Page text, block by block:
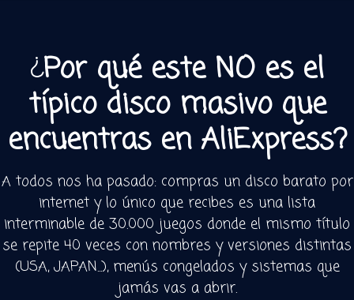
¿Por qué este NO es el
típico disco masivo que
encuentras en AliExpress?
A todos nos ha pasado: compras un disco barato por
internet y lo único que recibes es una lista
interminable de 30.000 juegos donde el mismo título
se repite 40 veces con nombres y versiones distintas
(USA, JAPAN...), menús congelados y sistemas que
jamás vas a abrir.